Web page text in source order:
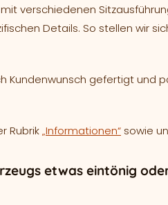
verschiedenen
Details. So stellen wir
Kundenwunsch gefertigt und
Rubrik„Informationen“ sowie
etwas eintönig